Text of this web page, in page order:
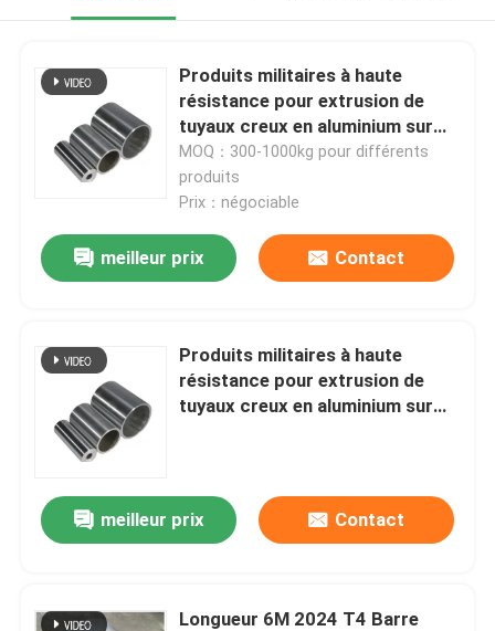
Produits militaires à haute
résistance pour extrusion de
tuyaux creux en aluminium sur
mesure
MOQ：300-1000kg pour différents
produits
Prix：négociable
meilleur prix Contact
Produits militaires à haute
résistance pour extrusion de
tuyaux creux en aluminium sur
meilleur prix Contact
Longueur 6M 2024 T4 Barre